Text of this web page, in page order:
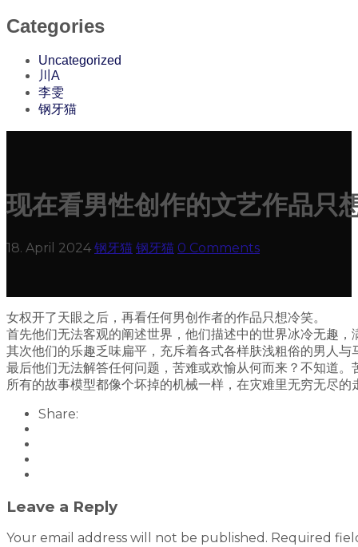
Categories
Uncategorized
川A
李雯
钢牙猫
现在看男性创作的文艺作品只
18. April 2024 钢牙猫 钢牙猫 0 Comments
女权开了天眼之后，再看任何男创作者的作品只想冷笑。
首先他们无法客观的阐述世界，他们描述中的世界冰冷无趣，
其次他们的乐趣乏味扁平，充斥着各式各样肤浅粗俗的男人与
最后他们无法解答任何问题，苦难或欢愉从何而来？不知道
所有的故事模型都像个坏掉的机械一样，在灾难里无穷无尽
Share:
Leave a Reply
Your email address will not be published. Required